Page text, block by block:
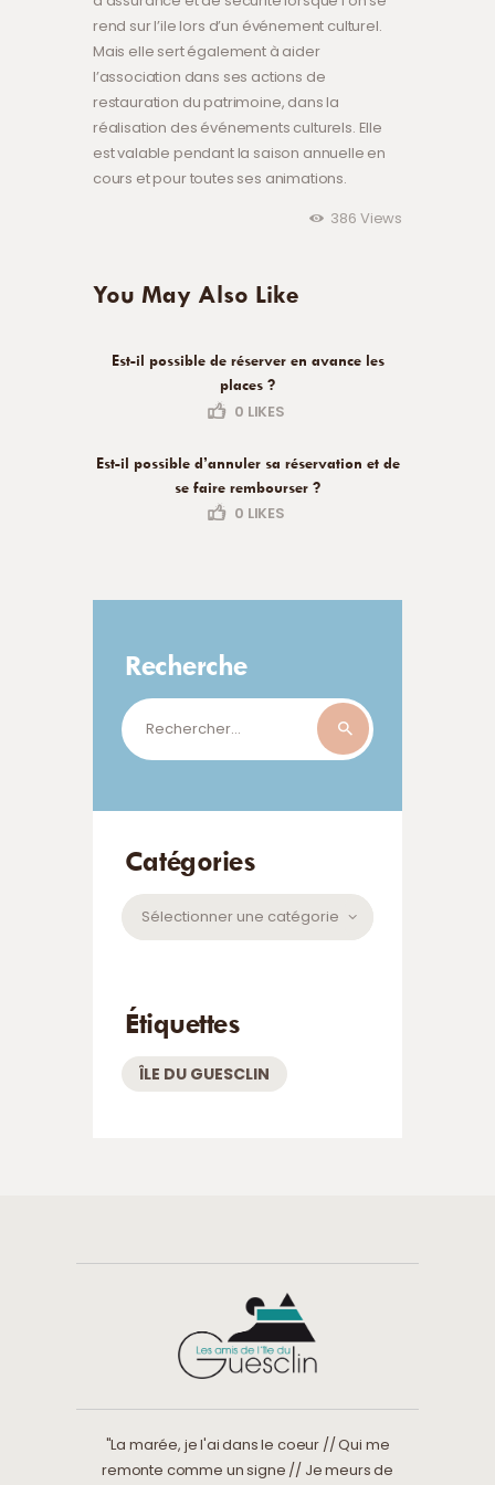
rend sur l’ile lors d’un événement culturel.
Mais elle sert également à aider
l’association dans ses actions de
restauration du patrimoine, dans la
réalisation des événements culturels. Elle
est valable pendant la saison annuelle en
cours et pour toutes ses animations.
386 Views
You May Also Like
Est-il possible de réserver en avance les
places ?
0 LIKES
Est-il possible d’annuler sa réservation et de
se faire rembourser ?
0 LIKES
Recherche
Rechercher :
Catégories
Catégories
Étiquettes
ÎLE DU GUESCLIN
"La marée, je l'ai dans le coeur // Qui me
remonte comme un signe // Je meurs de